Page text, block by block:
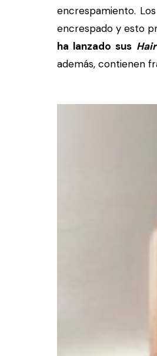
encrespamiento.
encrespado y esto
ha lanzado sus
además, contienen